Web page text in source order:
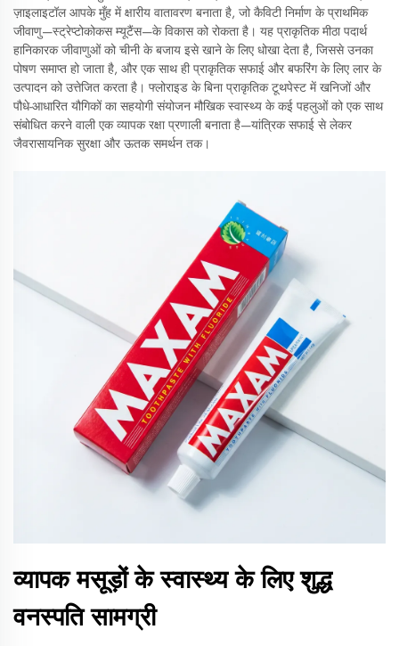
ज़ाइलाइटॉल आपके मुँह में क्षारीय वातावरण बनाता है, जो कैविटी निर्माण के प्राथमिक
जीवाणु—स्ट्रेप्टोकोकस म्यूटैंस—के विकास को रोकता है। यह प्राकृतिक मीठा पदार्थ
हानिकारक जीवाणुओं को चीनी के बजाय इसे खाने के लिए धोखा देता है, जिससे उनका
पोषण समाप्त हो जाता है, और एक साथ ही प्राकृतिक सफाई और बफरिंग के लिए लार के
उत्पादन को उत्तेजित करता है। फ्लोराइड के बिना प्राकृतिक टूथपेस्ट में खनिजों और
पौधे-आधारित यौगिकों का सहयोगी संयोजन मौखिक स्वास्थ्य के कई पहलुओं को एक साथ
संबोधित करने वाली एक व्यापक रक्षा प्रणाली बनाता है—यांत्रिक सफाई से लेकर
जैवरासायनिक सुरक्षा और ऊतक समर्थन तक।
व्यापक मसूड़ों के स्वास्थ्य के लिए शुद्ध
वनस्पति सामग्री